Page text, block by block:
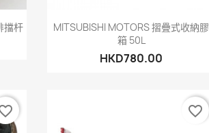
擋杆 快速查看
MITSUBISHI MOTORS 摺疊式收納膠
箱 50L
HKD780.00
favorite_border